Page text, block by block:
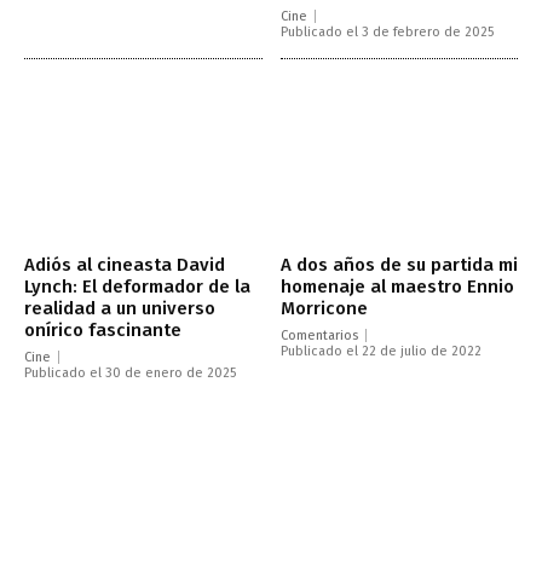
Cine
Publicado el 3 de febrero de 2025
Adiós al cineasta David
Lynch: El deformador de la
realidad a un universo
onírico fascinante
Cine
Publicado el 30 de enero de 2025
A dos años de su partida mi
homenaje al maestro Ennio
Morricone
Comentarios
Publicado el 22 de julio de 2022